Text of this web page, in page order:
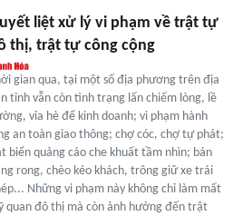
liệt xử lý vi phạm về trật tự
thị, trật tự công cộng
gian qua, tại một số địa phương trên địa
tỉnh vẫn còn tình trạng lấn chiếm lòng, lề
vỉa hè để kinh doanh; vi phạm hành
an toàn giao thông; chợ cóc, chợ tự phát;
biển quảng cáo che khuất tầm nhìn; bán
rong, chèo kéo khách, trông giữ xe trái
Những vi phạm này không chỉ làm mất
quan đô thị mà còn ảnh hưởng đến trật